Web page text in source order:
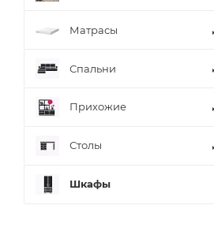
Матрасы
Спальни
Прихожие
Столы
Шкафы